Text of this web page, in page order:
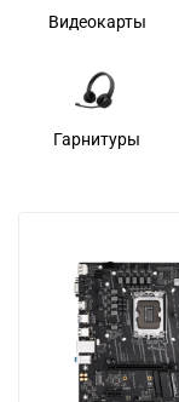
Видеокарты
Гарнитуры